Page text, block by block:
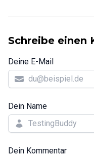
Schreibe einen
Deine E-Mail
Dein Name
Dein Kommentar